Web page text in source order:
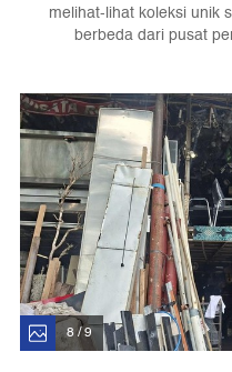
melihat-lihat koleksi unik
berbeda dari pusat
8 / 9